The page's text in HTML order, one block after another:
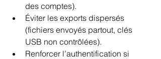
des comptes).
Éviter les exports dispersés
(fichiers envoyés partout, clés
USB non contrôlées).
Renforcer l’authentification si